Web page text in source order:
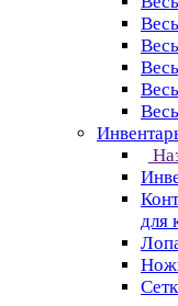
для